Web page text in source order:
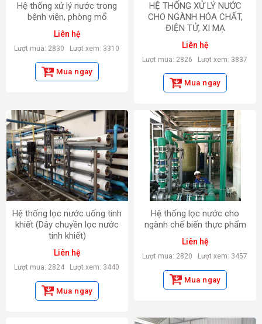
Hệ thống xử lý nước trong
bệnh viện, phòng mổ
Liên hệ
Lượt mua: 2830 Lượt xem: 3310
Mua ngay
HỆ THỐNG XỬ LÝ NƯỚC
CHO NGÀNH HÓA CHẤT,
ĐIỆN TỬ, XI MẠ
Liên hệ
Lượt mua: 2826 Lượt xem: 3837
Mua ngay
Hệ thống lọc nước uống tinh
khiết (Dây chuyền lọc nước
tinh khiết)
Liên hệ
Lượt mua: 2824 Lượt xem: 3440
Mua ngay
Hệ thống lọc nước cho
ngành chế biến thực phẩm
Liên hệ
Lượt mua: 2820 Lượt xem: 3457
Mua ngay